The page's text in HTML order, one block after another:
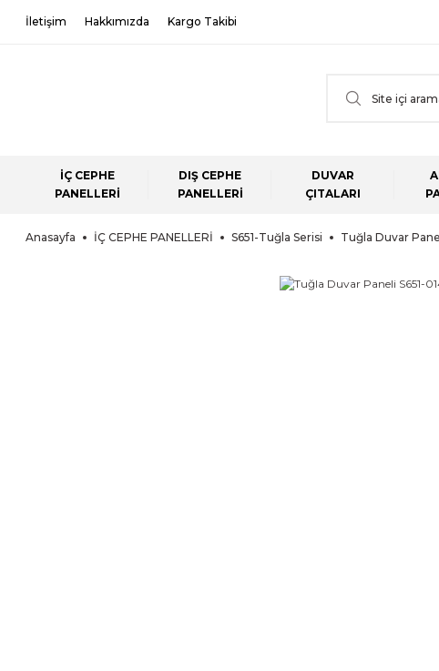
İletişim Hakkımızda Kargo Takibi
İÇ CEPHE
PANELLERİ
DIŞ CEPHE
PANELLERİ
DUVAR
ÇITALARI
Anasayfa İÇ CEPHE PANELLERİ S651-Tuğla Serisi Tuğla Duvar